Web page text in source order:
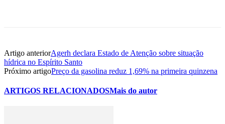
Artigo anteriorAgerh declara Estado de Atenção sobre situação
hídrica no Espírito Santo
Próximo artigoPreço da gasolina reduz 1,69% na primeira quinzena
ARTIGOS RELACIONADOSMais do autor